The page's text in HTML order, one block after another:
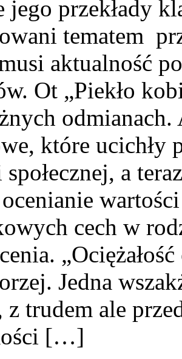
jego przekłady
tematem
aktualność
Ot „Piekło
odmianach.
które ucichły
a
cech w
Jedna
trudem ale
[…]